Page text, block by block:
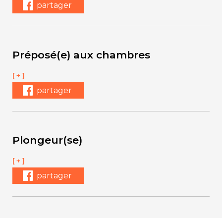
partager
Préposé(e) aux chambres
[ + ]
partager
Plongeur(se)
[ + ]
partager